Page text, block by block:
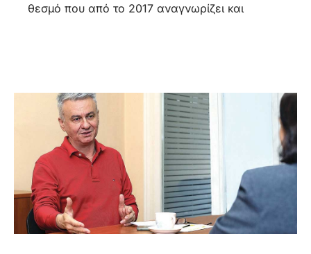
θεσμό που από το 2017 αναγνωρίζει και